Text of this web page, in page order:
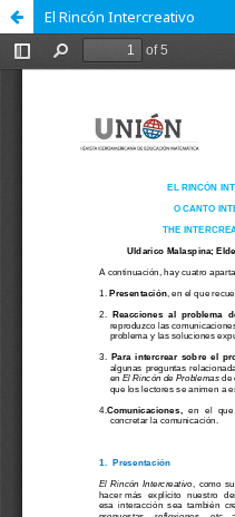
El Rincón Intercreativo